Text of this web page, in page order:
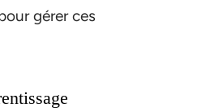
gérer ces